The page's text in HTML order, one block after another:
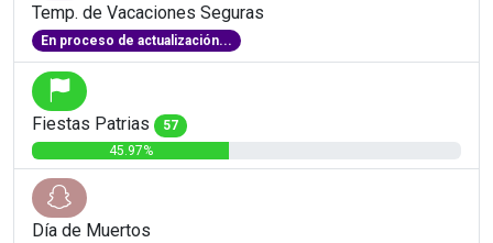
Temp. de Vacaciones Seguras
En proceso de actualización...
Fiestas Patrias
57
45.97%
Día de Muertos